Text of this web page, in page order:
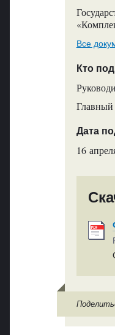
Все
Кто
Главный
Дата
16